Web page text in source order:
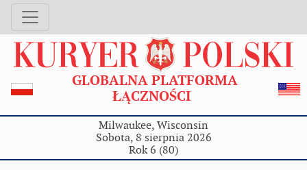
GLOBALNA PLATFORMA
ŁĄCZNOŚCI
Milwaukee, Wisconsin
Sobota, 8 sierpnia 2026
Rok 6 (80)